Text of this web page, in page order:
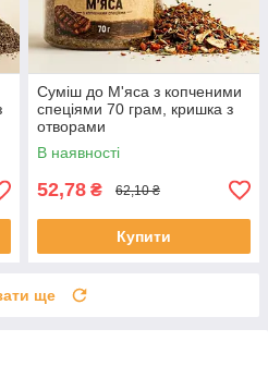
Суміш до М'яса з копченими
спеціями 70 грам, кришка з
отворами
В наявності
52,78 ₴ 62,10 ₴
Купити
ще